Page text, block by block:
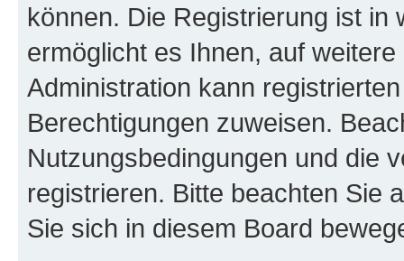
können. Die Registrierung ist in
ermöglicht es Ihnen, auf
Administration kann
Berechtigungen zuweisen.
Nutzungsbedingungen und die
registrieren. Bitte beachten Sie
Sie sich in diesem Board